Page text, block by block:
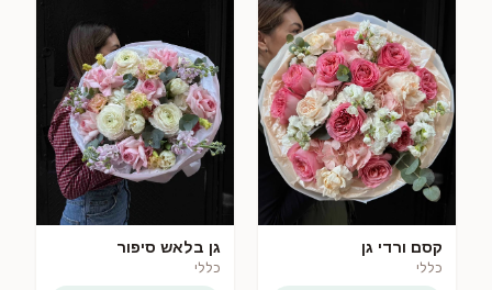
קסם ורדי גן
כללי
גן בלאש סיפור
כללי